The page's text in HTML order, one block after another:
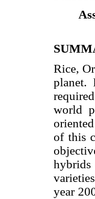
Rice,
planet.
world
of this
year